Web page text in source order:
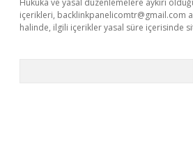
Hukuka ve yasal düzenlemelere aykırı
içerikleri, backlinkpanelicomtr@gmail.com
halinde, ilgili içerikler yasal süre içerisinde